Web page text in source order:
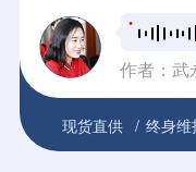
作者：武
现货直供 终身维